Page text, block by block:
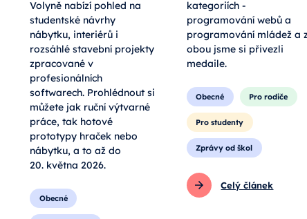
Volyně nabízí pohled na
studentské návrhy
nábytku, interiérů i
rozsáhlé stavební projekty
zpracované v
profesionálních
softwarech. Prohlédnout si
můžete jak ruční výtvarné
práce, tak hotové
prototypy hraček nebo
nábytku, a to až do
20. května 2026.
Obecné
kategoriích -
programování webů a
programování mládež a
obou jsme si přivezli
medaile.
Obecné Pro rodiče
Pro studenty
Zprávy od škol
Celý článek